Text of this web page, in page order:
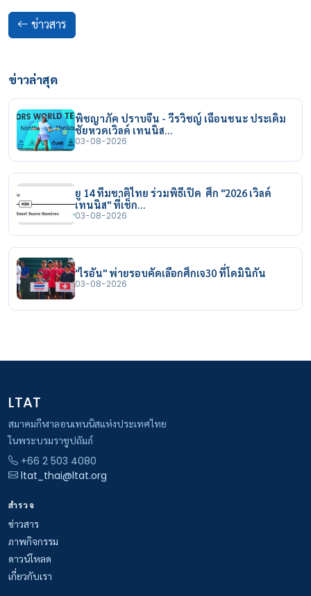
ข่าวสาร
ข่าวล่าสุด
พิชญาภัค ปราบจีน - วีรวิชญ์ เฉือนชนะ ประเดิม
ชัยหวดเวิลด์ เทนนิส…
03-08-2026
ยู 14 ทีมชาติไทย ร่วมพิธีเปิด ศึก "2026 เวิลด์
เทนนิส" ที่เช็ก…
03-08-2026
"ไรอัน" พ่ายรอบคัดเลือกศึกเจ30 ที่โดมินิกัน
03-08-2026
LTAT
สมาคมกีฬาลอนเทนนิสแห่งประเทศไทย
ในพระบรมราชูปถัมภ์
+66 2 503 4080
ltat_thai@ltat.org
สำรวจ
ข่าวสาร
ภาพกิจกรรม
ดาวน์โหลด
เกี่ยวกับเรา